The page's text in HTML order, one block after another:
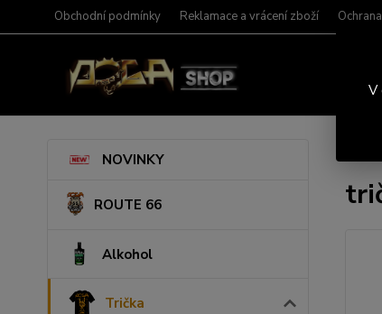
Obchodní podmínky Reklamace a vrácení zboží
NOVINKY
ROUTE 66
Alkohol
Trička
V